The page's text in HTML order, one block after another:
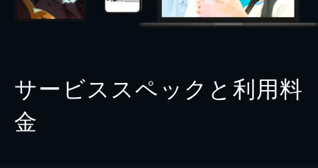
サービススペックと利用料
金